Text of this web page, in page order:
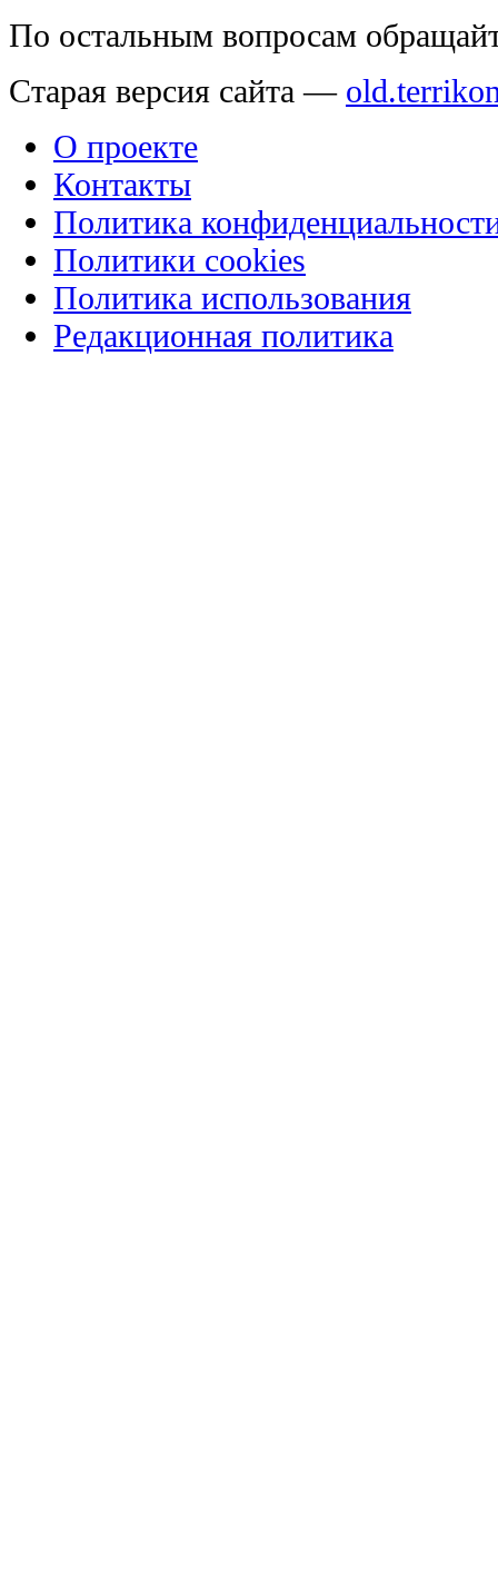
По остальным вопросам
Старая версия сайта —
О проекте
Контакты
Политика
Политики cookies
Политика использования
Редакционная политика